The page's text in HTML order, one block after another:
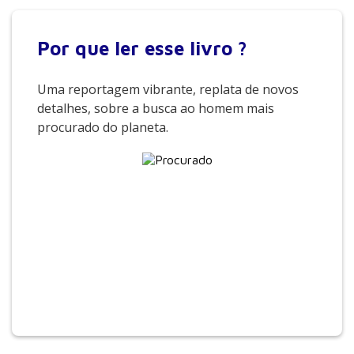
Por que ler esse livro ?
Uma reportagem vibrante, replata de novos
detalhes, sobre a busca ao homem mais
procurado do planeta.